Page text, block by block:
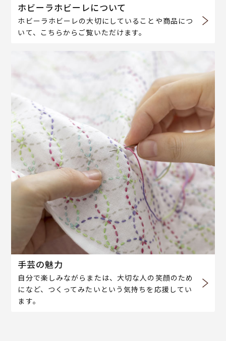
ホビーラホビーレについて
ホビーラホビーレの大切にしていることや商品につ
いて、こちらからご覧いただけます。
手芸の魅力
自分で楽しみながらまたは、大切な人の笑顔のため
になど、つくってみたいという気持ちを応援してい
ます。